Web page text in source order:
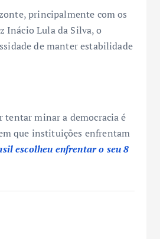
principalmente com os
Inácio Lula da Silva, o
de manter estabilidade
minar a democracia é
que instituições enfrentam
escolheu enfrentar o seu 8